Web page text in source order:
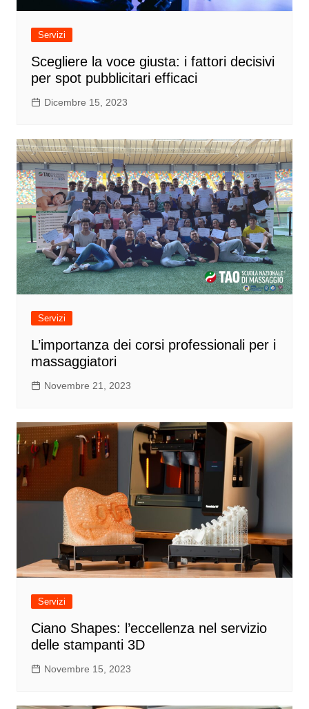
Servizi
Scegliere la voce giusta: i fattori decisivi
per spot pubblicitari efficaci
Dicembre 15, 2023
Servizi
L’importanza dei corsi professionali per i
massaggiatori
Novembre 21, 2023
Servizi
Ciano Shapes: l’eccellenza nel servizio
delle stampanti 3D
Novembre 15, 2023